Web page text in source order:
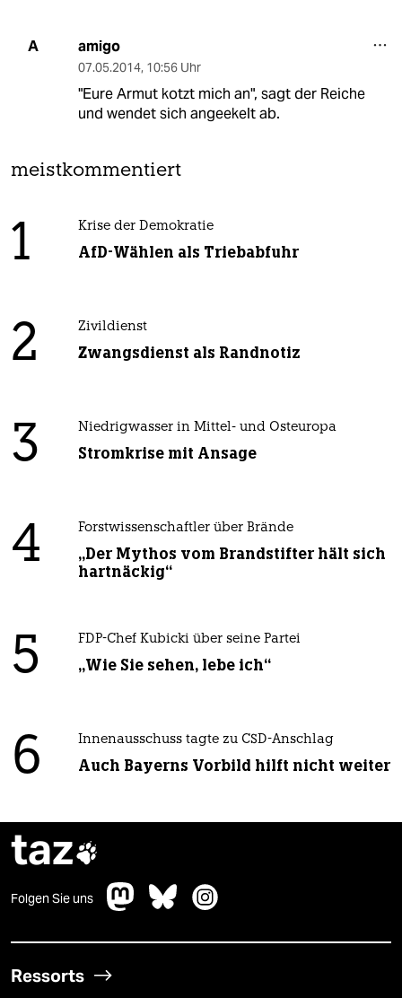
A amigo
07.05.2014, 10:56 Uhr
"Eure Armut kotzt mich an", sagt der Reiche
und wendet sich angeekelt ab.
meistkommentiert
1 Krise der Demokratie
AfD-Wählen als Triebabfuhr
2 Zivildienst
Zwangsdienst als Randnotiz
3 Niedrigwasser in Mittel- und Osteuropa
Stromkrise mit Ansage
4 Forstwissenschaftler über Brände
„Der Mythos vom Brandstifter hält sich
hartnäckig“
5 FDP-Chef Kubicki über seine Partei
„Wie Sie sehen, lebe ich“
6 Innenausschuss tagte zu CSD-Anschlag
Auch Bayerns Vorbild hilft nicht weiter
taz
Folgen Sie uns
Ressorts